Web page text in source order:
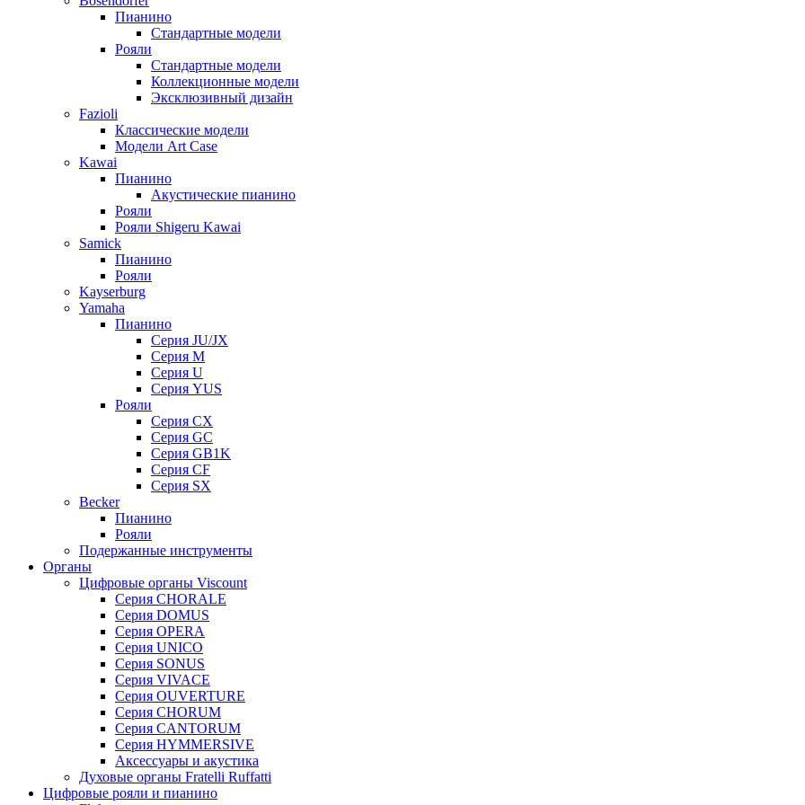
Пианино
Стандартные модели
Рояли
Стандартные модели
Коллекционные модели
Эксклюзивный дизайн
Fazioli
Классические модели
Модели Art Case
Kawai
Пианино
Акустические пианино
Рояли
Рояли Shigeru Kawai
Samick
Пианино
Рояли
Kayserburg
Yamaha
Пианино
Серия JU/JX
Серия M
Серия U
Серия YUS
Рояли
Серия CX
Серия GC
Серия GB1K
Серия CF
Серия SX
Becker
Пианино
Рояли
Подержанные инструменты
Органы
Цифровые органы Viscount
Серия CHORALE
Серия DOMUS
Серия OPERA
Серия UNICO
Серия SONUS
Серия VIVACE
Серия OUVERTURE
Серия CHORUM
Серия CANTORUM
Серия HYMMERSIVE
Аксессуары и акустика
Духовые органы Fratelli Ruffatti
Цифровые рояли и пианино